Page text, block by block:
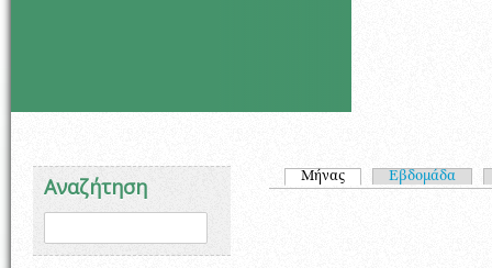
Αναζήτηση
Φόρμα αναζήτησης
Πρωτεύουσες
Μήνας (ενεργή καρτέλα)
Εβδομάδα